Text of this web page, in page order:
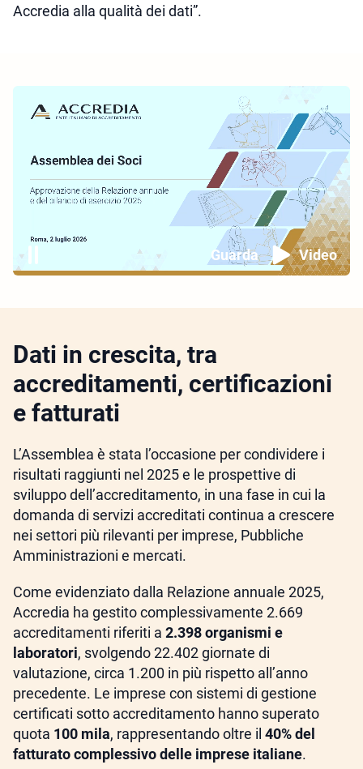
Accredia alla qualità dei dati”.
Guarda Video
Dati in crescita, tra
accreditamenti, certificazioni
e fatturati
L’Assemblea è stata l’occasione per condividere i
risultati raggiunti nel 2025 e le prospettive di
sviluppo dell’accreditamento, in una fase in cui la
domanda di servizi accreditati continua a crescere
nei settori più rilevanti per imprese, Pubbliche
Amministrazioni e mercati.
Come evidenziato dalla Relazione annuale 2025,
Accredia ha gestito complessivamente 2.669
accreditamenti riferiti a 2.398 organismi e
laboratori, svolgendo 22.402 giornate di
valutazione, circa 1.200 in più rispetto all’anno
precedente. Le imprese con sistemi di gestione
certificati sotto accreditamento hanno superato
quota 100 mila, rappresentando oltre il 40% del
fatturato complessivo delle imprese italiane.